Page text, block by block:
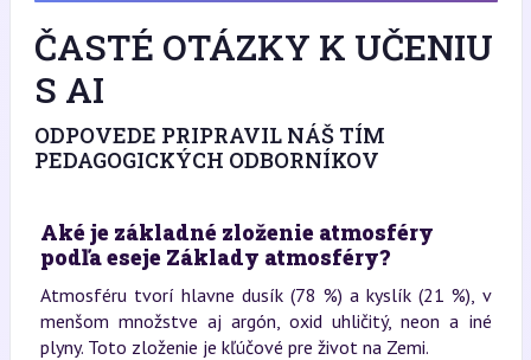
ČASTÉ OTÁZKY K UČENIU
S AI
ODPOVEDE PRIPRAVIL NÁŠ TÍM
PEDAGOGICKÝCH ODBORNÍKOV
Aké je základné zloženie atmosféry
podľa eseje Základy atmosféry?
Atmosféru tvorí hlavne dusík (78 %) a kyslík (21 %), v
menšom množstve aj argón, oxid uhličitý, neon a iné
plyny. Toto zloženie je kľúčové pre život na Zemi.